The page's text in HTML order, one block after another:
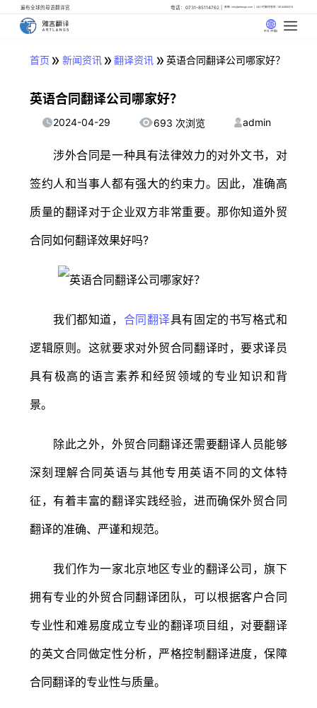
遍布全球的母语翻译官 电话：0731-85114762 邮箱: info@artlangs.com 24小时翻译管家: 18142666316
中文 (中国)
首页 » 新闻资讯» 翻译资讯 » 英语合同翻译公司哪家好？
英语合同翻译公司哪家好？
2024-04-29 693 次浏览 admin
涉外合同是一种具有法律效力的对外文书，对
签约人和当事人都有强大的约束力。因此，准确高
质量的翻译对于企业双方非常重要。那你知道外贸
合同如何翻译效果好吗?
我们都知道， 合同翻译具有固定的书写格式和
逻辑原则。这就要求对外贸合同翻译时，要求译员
具有极高的语言素养和经贸领域的专业知识和背
景。
除此之外，外贸合同翻译还需要翻译人员能够
深刻理解合同英语与其他专用英语不同的文体特
征，有着丰富的翻译实践经验，进而确保外贸合同
翻译的准确、严谨和规范。
我们作为一家北京地区专业的翻译公司，旗下
拥有专业的外贸合同翻译团队，可以根据客户合同
专业性和难易度成立专业的翻译项目组，对要翻译
的英文合同做定性分析，严格控制翻译进度，保障
合同翻译的专业性与质量。